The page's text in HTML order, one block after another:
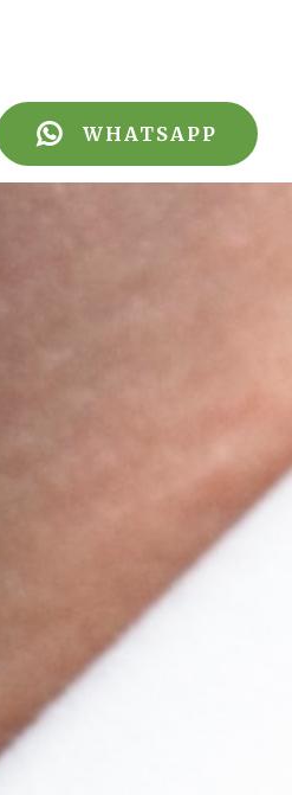
WHATSAPP